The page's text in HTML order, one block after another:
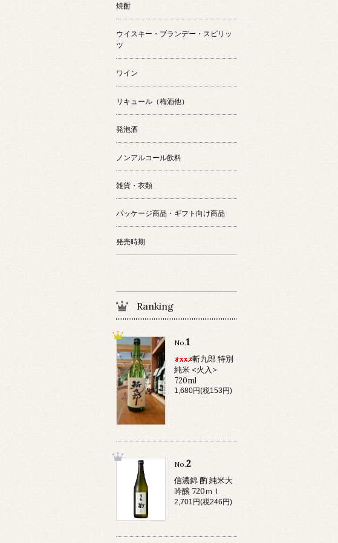
焼酎
ウイスキー・ブランデー・スピリッ
ツ
ワイン
リキュール（梅酒他）
発泡酒
ノンアルコール飲料
雑貨・衣類
パッケージ商品・ギフト向け商品
発売時期
Ranking
No.1
斬九郎 特別
純米 <火入>
720ml
1,680円(税153円)
No.2
信濃錦 酌 純米大
吟醸 720ｍｌ
2,701円(税246円)